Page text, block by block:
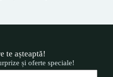
te așteaptă!
și oferte speciale!